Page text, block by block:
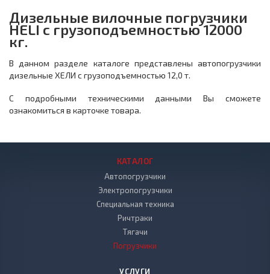
Дизельные вилочные погрузчики
HELI с грузоподъемностью 12000
кг.
В данном разделе каталоге представлены автопогрузчики
дизельные ХЕЛИ с грузоподъемностью 12,0 т.
С подробными техническими данными Вы сможете
ознакомиться в карточке товара.
КАТАЛОГ
Автопогрузчики
Электропогрузчики
Специальная техника
Ричтраки
Тягачи
Погрузчики
УСЛУГИ